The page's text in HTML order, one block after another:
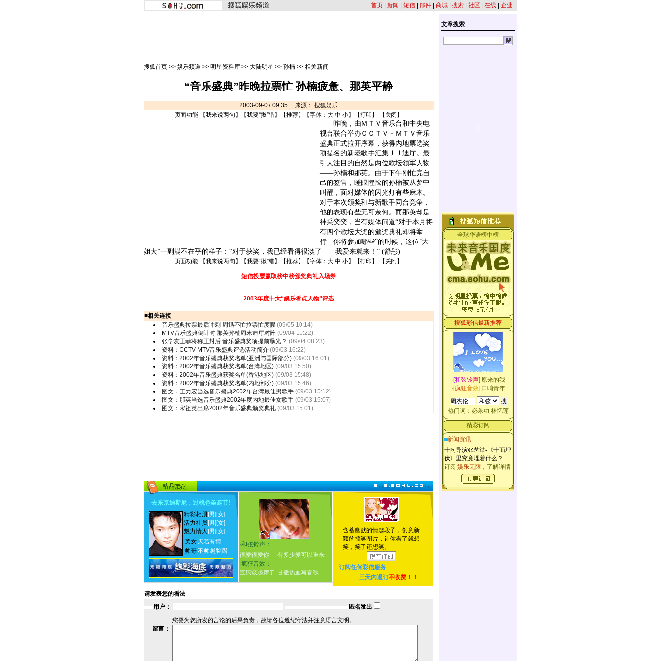
首页 新闻 短信 邮件 商城 搜索 社区 在线 企业
搜狐首页 >> 娱乐频道 >> 明星资料库 >> 大陆明星 >> 孙楠 >> 相关新闻
“音乐盛典”昨晚拉票忙 孙楠疲惫、那英平静
2003-09-07 09:35 来源： 搜狐娱乐
页面功能 【我来说两句 】【我要“揪”错】【推荐】【字体： 大 中 小】【打印 】 【 关闭 】
昨晚，由ＭＴＶ音乐台和中央电
视台联合举办ＣＣＴＶ－ＭＴＶ音乐
盛典正式拉开序幕，获得内地票选奖
项提名的新老歌手汇集ＪＪ迪厅。最
引人注目的自然是两位歌坛领军人物
——孙楠和那英。由于下午刚忙完自
己的签售，睡眼惺忪的孙楠被从梦中
叫醒，面对媒体的闪光灯有些麻木。
对于本次颁奖和与新歌手同台竞争，
他的表现有些无可奈何。而那英却是
神采奕奕，当有媒体问道“对于本月将
有四个歌坛大奖的颁奖典礼即将举
行，你将参加哪些”的时候，这位“大
姐大”一副满不在乎的样子：“对于获奖，我已经看得很淡了——我爱来就来！” (舒彤)
页面功能 【我来说两句 】【我要“揪”错】【推荐】【字体： 大 中 小】【打印 】 【 关闭 】
短信投票赢取榜中榜颁奖典礼入场券
2003年度十大“娱乐看点人物”评选
■相关连接
音乐盛典拉票最后冲刺 周迅不忙拉票忙度假 (09/05 10:14)
MTV音乐盛典倒计时 那英孙楠周末迪厅对阵 (09/04 10:22)
张学友王菲将称王封后 音乐盛典奖项提前曝光？ (09/04 08:23)
资料：CCTV-MTV音乐盛典评选活动简介 (09/03 16:22)
资料：2002年音乐盛典获奖名单(亚洲与国际部分) (09/03 16:01)
资料：2002年音乐盛典获奖名单(台湾地区) (09/03 15:50)
资料：2002年音乐盛典获奖名单(香港地区) (09/03 15:48)
资料：2002年音乐盛典获奖名单(内地部分) (09/03 15:46)
图文：王力宏当选音乐盛典2002年台湾最佳男歌手 (09/03 15:12)
图文：那英当选音乐盛典2002年度内地最佳女歌手 (09/03 15:07)
图文：宋祖英出席2002年音乐盛典颁奖典礼 (09/03 15:01)
去东京迪斯尼，过桃色圣诞节!
精彩相册[男] [女]
活力社员 [男] [女]
魅力情人 [男] [女]
美女 天若有情
帅哥不帅照脸踢
·和弦铃声：
很爱很爱你
有多少爱可以重来
·疯狂音效：
宝贝该起床了 甘撒热血写春秋
含蓄幽默的情趣段子，创意新
颖的搞笑图片，让你看了就想
笑，笑了还想笑。
订阅任何彩信服务
三天内退订不收费！！！
请发表您的看法
用户：
匿名发出
您要为您所发的言论的后果负责，故请各位遵纪守法并注意语言文明。
留言：
文章搜索
全球华语榜中榜
搜狐彩信最新推荐
·[和弦铃声] 原来的我
·[疯狂音效] 口哨青年
热门词： 必杀功 林忆莲
精彩订阅
新闻资讯
十问导演张艺谋-《十面埋
伏》里究竟埋着什么？
订阅 娱乐无限 ，了解详情